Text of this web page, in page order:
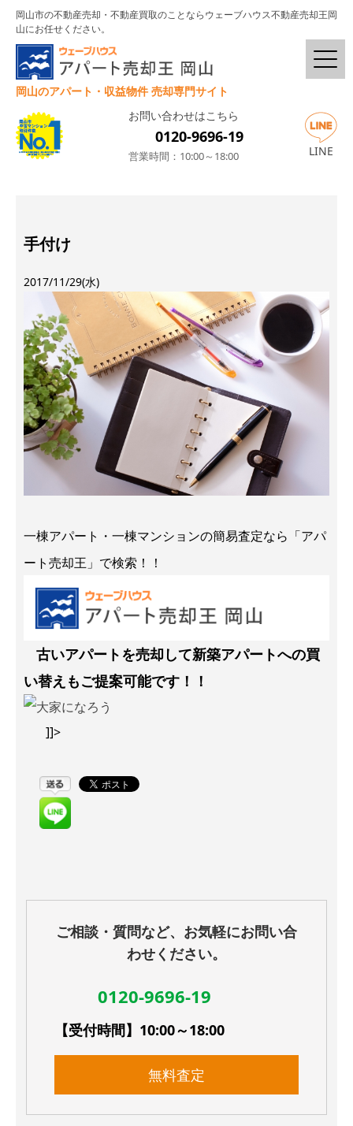
岡山市の不動産売却・不動産買取のことならウェーブハウス不動産売却王岡
山にお任せください。
岡山のアパート・収益物件 売却専門サイト
お問い合わせはこちら
0120-9696-19
営業時間：10:00～18:00 LINE
手付け
2017/11/29(水)
一棟アパート・一棟マンションの簡易査定なら「アパ
ート売却王」で検索！！
古いアパートを売却して新築アパートへの買
い替えもご提案可能です！！
]]>
ご相談・質問など、お気軽にお問い合
わせください。
0120-9696-19
【受付時間】10:00～18:00
無料査定